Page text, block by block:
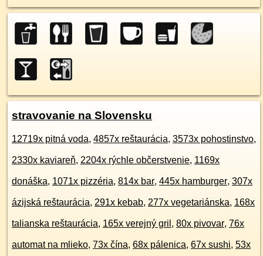
stravovanie na Slovensku
12719x pitná voda, 4857x reštaurácia, 3573x pohostinstvo,
2330x kaviareň, 2204x rýchle občerstvenie, 1169x
donáška, 1071x pizzéria, 814x bar, 445x hamburger, 307x
ázijská reštaurácia, 291x kebab, 277x vegetariánska, 168x
talianska reštaurácia, 165x verejný gril , 80x pivovar, 76x
automat na mlieko, 73x čína, 68x pálenica, 67x sushi, 53x